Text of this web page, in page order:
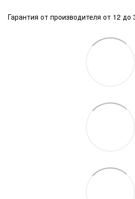
Гарантия от производителя от 12 до